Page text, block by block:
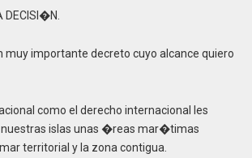
DECISI�N.
muy importante decreto cuyo alcance quiero
como el derecho internacional les
nuestras islas unas �reas mar�timas
territorial y la zona contigua.